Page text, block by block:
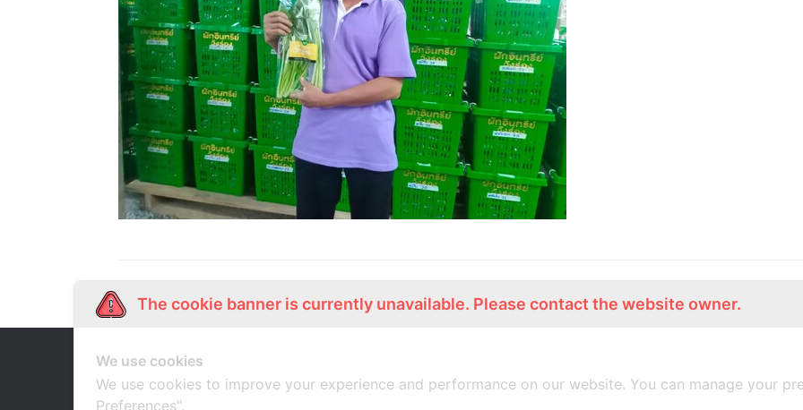
Our Story
เกี่ยวกับเรา ช้อปออนไลน์ สมัครงาน ร้านอาหารอินทรีย์
The cookie banner is currently unavailable. Please contact the website owner.
We use cookies
We use cookies to improve your experience and performance on our website. You can manage your
Preferences".